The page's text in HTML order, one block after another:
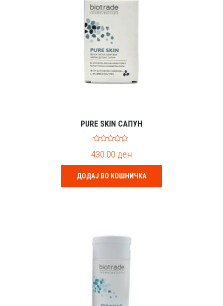
PURE SKIN САПУН
o
t
o
f
5
430.00 ден
ДОДАЈ ВО КОШНИЧКА